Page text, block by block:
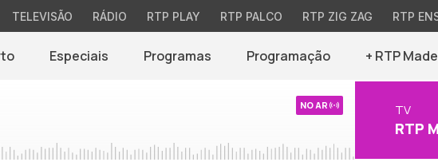
TELEVISÃO RÁDIO RTP PLAY RTP PALCO RTP ZIG ZAG RTP
Especiais Programas Programação + RTP
NO AR TV
RTP